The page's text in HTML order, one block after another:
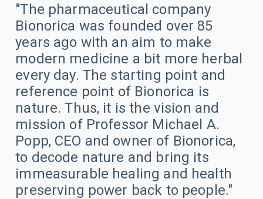
Ecza Depoları Veri Analizi
İTS Yönetim & Operasyon Sistemi
Karekod Bazında İlaç Yaşam Döngüsü
Raporlaması
İkmal & Satış Noktaları Arası Stok Hareketiyle
Envanter Optimizasyonu
İndirim, Tekrar Satın Alma/Sipariş & Listeden
Çıkarma İş Emirleri
KPI Tabanlı Ürün & Mağaza Analizi
"The pharmaceutical company
Bionorica was founded over 85
years ago with an aim to make
modern medicine a bit more herbal
every day. The starting point and
reference point of Bionorica is
nature. Thus, it is the vision and
mission of Professor Michael A.
Popp, CEO and owner of Bionorica,
to decode nature and bring its
immeasurable healing and health
preserving power back to people."